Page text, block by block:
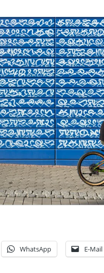
WhatsApp E-Mail